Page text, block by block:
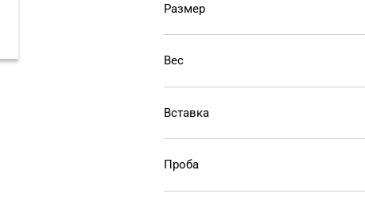
Размер
Вес
Вставка
Проба